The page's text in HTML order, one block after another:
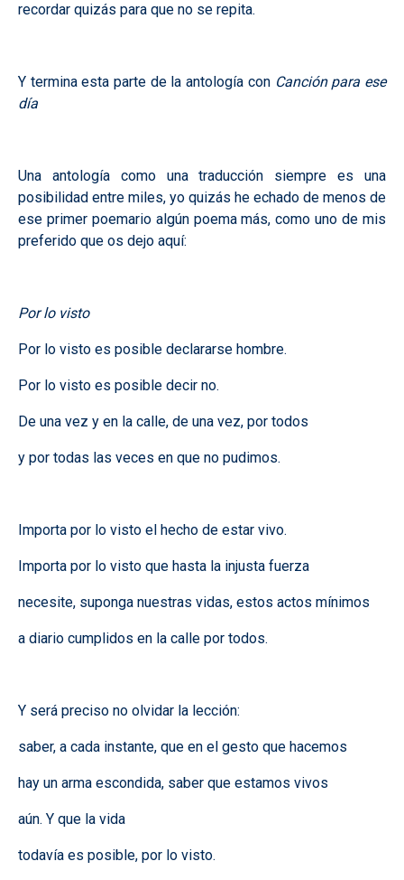
recordar quizás para que no se repita.
Y termina esta parte de la antología con Canción para ese
día
Una antología como una traducción siempre es una
posibilidad entre miles, yo quizás he echado de menos de
ese primer poemario algún poema más, como uno de mis
preferido que os dejo aquí:
Por lo visto
Por lo visto es posible declararse hombre.
Por lo visto es posible decir no.
De una vez y en la calle, de una vez, por todos
y por todas las veces en que no pudimos.
Importa por lo visto el hecho de estar vivo.
Importa por lo visto que hasta la injusta fuerza
necesite, suponga nuestras vidas, estos actos mínimos
a diario cumplidos en la calle por todos.
Y será preciso no olvidar la lección:
saber, a cada instante, que en el gesto que hacemos
hay un arma escondida, saber que estamos vivos
aún. Y que la vida
todavía es posible, por lo visto.